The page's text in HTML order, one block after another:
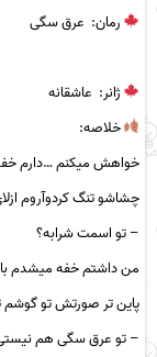
رمان: عرق سگی
ژانر: عاشقانه
خلاصه:
خواهش میکنم …دارم
چشاشو تنگ کردوآروم
– تو اسمت شرابه؟
من داشتم خفه میشدم با
پاین تر صورتش تو گوشم
– تو عرق سگی هم نیستی